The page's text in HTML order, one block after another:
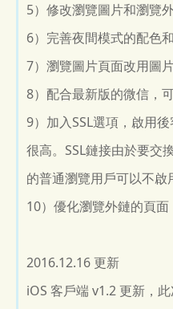
5）修改瀏覽圖片和瀏覽
6）完善夜間模式的配色
7）瀏覽圖片頁面改用圖
8）配合最新版的微信，
9）加入SSL選項，啟用
很高。SSL鏈接由於要交
的普通瀏覽用戶可以不啟
10）優化瀏覽外鏈的頁面
2016.12.16 更新
iOS 客戶端 v1.2 更新，